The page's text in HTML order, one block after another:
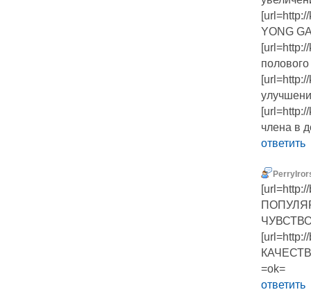
YONG
члена в
ответить
=ok=
ответить